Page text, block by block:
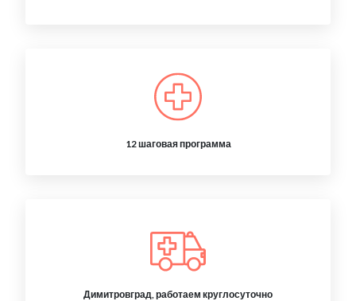
12 шаговая программа
Димитровград, работаем круглосуточно